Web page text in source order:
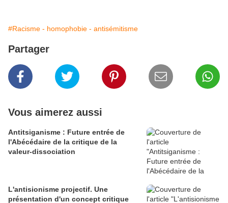
#Racisme - homophobie - antisémitisme
Partager
Vous aimerez aussi
Antitsiganisme : Future entrée de
l'Abécédaire de la critique de la
valeur-dissociation
L'antisionisme projectif. Une
présentation d'un concept critique